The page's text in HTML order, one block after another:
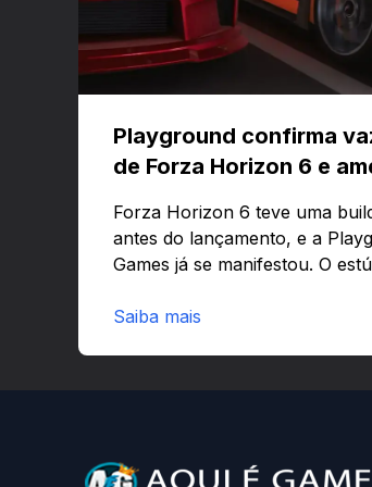
Playground confirma
de Forza Horizon 6 e
Forza Horizon 6 teve uma
antes do lançamento, e a
Games já se manifestou. O
preload e avisa que quem usar
e a resposta da Playground:
Saiba mais